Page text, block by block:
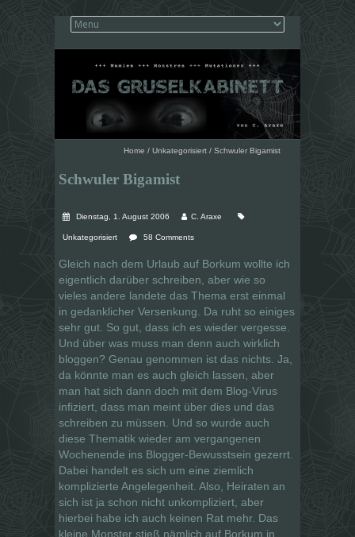
Home / Unkategorisiert / Schwuler Bigamist
Schwuler Bigamist
Dienstag, 1. August 2006 C. Araxe
Unkategorisiert 58 Comments
Gleich nach dem Urlaub auf Borkum wollte ich
eigentlich darüber schreiben, aber wie so
vieles andere landete das Thema erst einmal
in gedanklicher Versenkung. Da ruht so einiges
sehr gut. So gut, dass ich es wieder vergesse.
Und über was muss man denn auch wirklich
bloggen? Genau genommen ist das nichts. Ja,
da könnte man es auch gleich lassen, aber
man hat sich dann doch mit dem Blog-Virus
infiziert, dass man meint über dies und das
schreiben zu müssen. Und so wurde auch
diese Thematik wieder am vergangenen
Wochenende ins Blogger-Bewusstsein gezerrt.
Dabei handelt es sich um eine ziemlich
komplizierte Angelegenheit. Also, Heiraten an
sich ist ja schon nicht unkompliziert, aber
hierbei habe ich auch keinen Rat mehr. Das
kleine Monster stieß nämlich auf Borkum in